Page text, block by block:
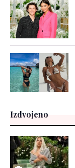
Izdvojeno